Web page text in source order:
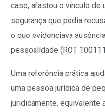
caso, afastou o vínculo de
segurança que podia
o que evidenciava
pessoalidade (ROT
Uma referência prática
uma pessoa jurídica de
juridicamente, equivalente